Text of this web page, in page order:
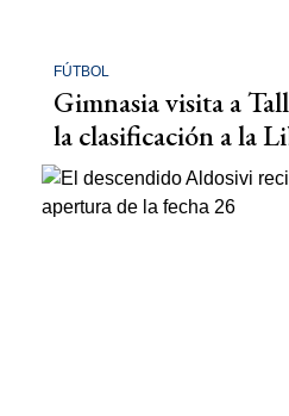
FÚTBOL
Gimnasia visita a
la clasificación a la